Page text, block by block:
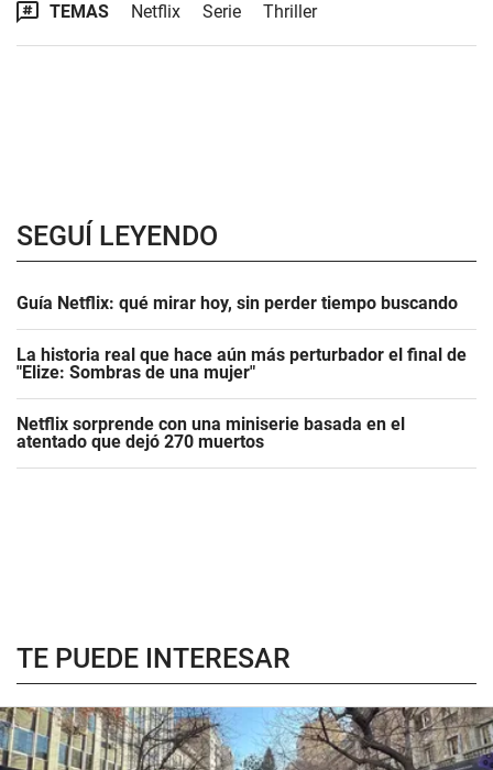
TEMAS Netflix Serie Thriller
SEGUÍ LEYENDO
Guía Netflix: qué mirar hoy, sin perder tiempo buscando
La historia real que hace aún más perturbador el final de
"Elize: Sombras de una mujer"
Netflix sorprende con una miniserie basada en el
atentado que dejó 270 muertos
TE PUEDE INTERESAR